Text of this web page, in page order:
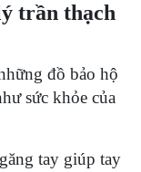
trần thạch
đồ bảo hộ
sức khỏe của
tay giúp tay